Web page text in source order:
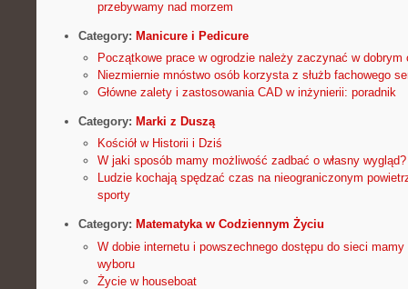
przebywamy nad morzem
Category: Manicure i Pedicure
Początkowe prace w ogrodzie należy zaczynać w dobrym
Niezmiernie mnóstwo osób korzysta z służb fachowego
Główne zalety i zastosowania CAD w inżynierii: poradnik
Category: Marki z Duszą
Kościół w Historii i Dziś
W jaki sposób mamy możliwość zadbać o własny wygląd?
Ludzie kochają spędzać czas na nieograniczonym
sporty
Category: Matematyka w Codziennym Życiu
W dobie internetu i powszechnego dostępu do sieci
wyboru
Życie w houseboat